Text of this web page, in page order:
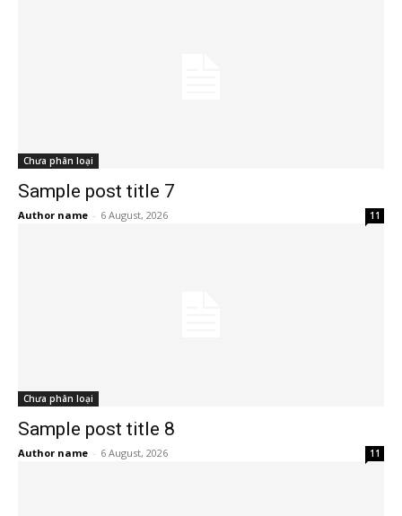
Chưa phân loại
Sample post title 7
Author name - 6 August, 2026 11
Chưa phân loại
Sample post title 8
Author name - 6 August, 2026 11